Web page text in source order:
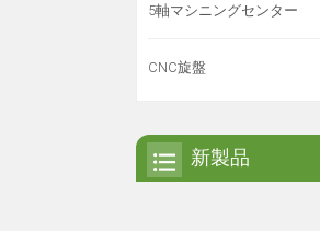
5軸マシニングセンター
CNC旋盤
新製品